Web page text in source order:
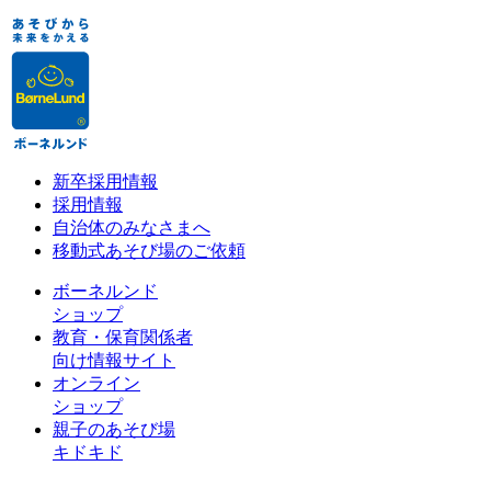
新卒採用情報
採用情報
自治体のみなさまへ
移動式あそび場のご依頼
ボーネルンド
ショップ
教育・保育関係者
向け情報サイト
オンライン
ショップ
親子のあそび場
キドキド